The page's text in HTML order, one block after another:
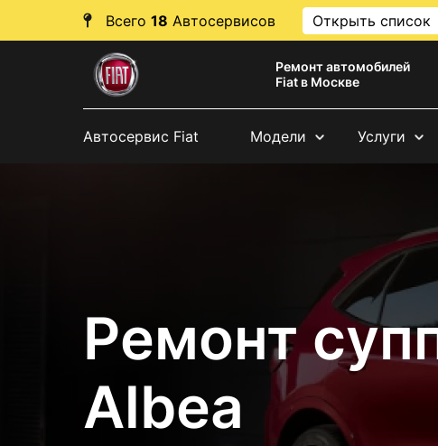
Всего 18 Автосервисов Открыть список
Ремонт автомобилей
Fiat в Москве
Автосервис Fiat Модели Услуги
Ремонт
Albea